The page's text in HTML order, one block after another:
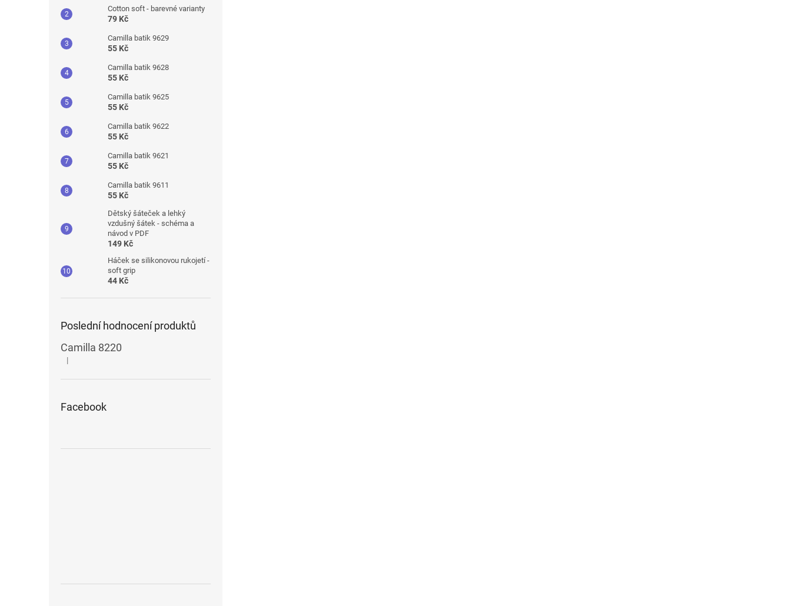
Cotton soft - barevné varianty
79 Kč
Camilla batik 9629
55 Kč
Camilla batik 9628
55 Kč
Camilla batik 9625
55 Kč
Camilla batik 9622
55 Kč
Camilla batik 9621
55 Kč
Camilla batik 9611
55 Kč
Dětský šáteček a lehký
vzdušný šátek - schéma a
návod v PDF
149 Kč
Háček se silikonovou rukojetí -
soft grip
44 Kč
Poslední hodnocení produktů
Camilla 8220
Hodnocení produktu je 5 z 5 hvězdiček.
|
Facebook